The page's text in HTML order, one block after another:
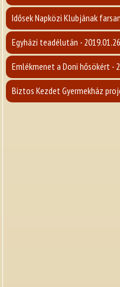
Egyházi teadélután - 2019.01.26